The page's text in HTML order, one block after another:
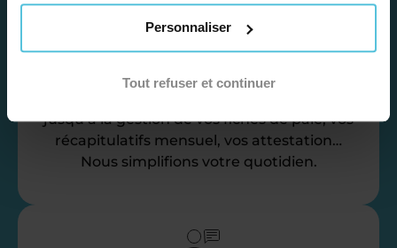
Personnaliser
Tout refuser et continuer
Déléguez vos tâches
administratives
Nos équipes d’experts se chargent de tout
jusqu’à la gestion de vos fiches de paie, vos
récapitulatifs mensuel, vos attestation…
Nous simplifions votre quotidien.